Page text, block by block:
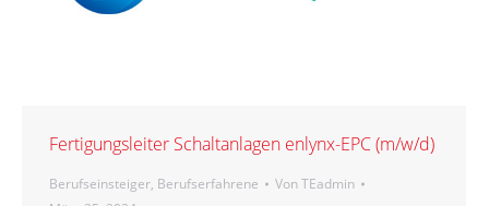
Fertigungsleiter Schaltanlagen enlynx-EPC (m/w/d)
Berufseinsteiger, Berufserfahrene VonTEadmin